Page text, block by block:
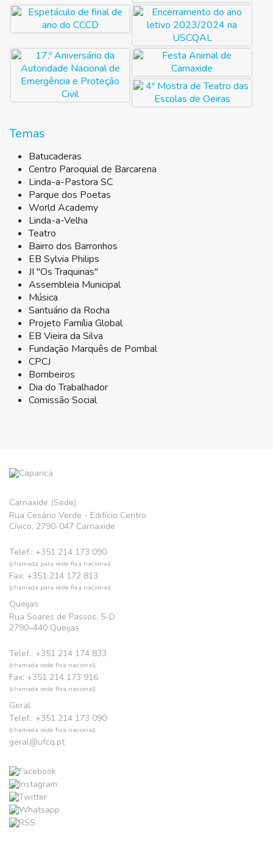
Temas
Batucaderas
Centro Paroquial de Barcarena
Linda-a-Pastora SC
Parque dos Poetas
World Academy
Linda-a-Velha
Teatro
Bairro dos Barronhos
EB Sylvia Philips
JI "Os Traquinas"
Assembleia Municipal
Música
Santuário da Rocha
Projeto Família Global
EB Vieira da Silva
Fundação Marquês de Pombal
CPCJ
Bombeiros
Dia do Trabalhador
Comissão Social
Carnaxide (Sede)
Rua Cesário Verde - Edifício Centro
Cívico, 2790-047 Carnaxide
Telef.: +351 214 173 090
(chamada para rede fixa nacional)
Fax: +351 214 172 813
(chamada para rede fixa nacional)
Queijas
Rua Soares de Passos, 5-D
2790–440 Queijas
Telef.: +351 214 174 833
(chamada rede fixa nacional)
Fax: +351 214 173 916
(chamada rede fixa nacional)
Geral
Telef.: +351 214 173 090
(chamada rede fixa nacional)
geral@ufcq.pt